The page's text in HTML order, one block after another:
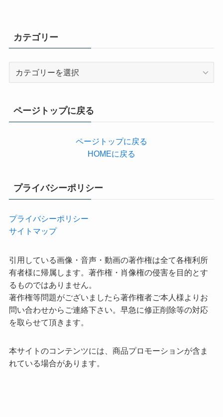
カテゴリー
ページトップに戻る
ページトップに戻る
HOMEに戻る
プライバシーポリシー
プライバシーポリシー
サイトマップ
引用している画像・音声・動画の著作権は全て各権利所
有者様に帰属します。著作権・肖像権の侵害を目的とす
るものではありません。
著作権等問題がございましたら著作権者ご本人様よりお
問い合わせからご連絡下さい。早急に修正削除等の対応
を取らせて頂きます。
本サイトのコンテンツには、商品プロモーションが含ま
れている場合があります。